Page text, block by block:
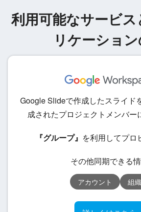
利用可能なサービ
リケーショ
Google Slideで作成したスライド
成されたプロジェクトメンバー
『グループ』 を利用してプロ
その他同期できる
アカウント 組織